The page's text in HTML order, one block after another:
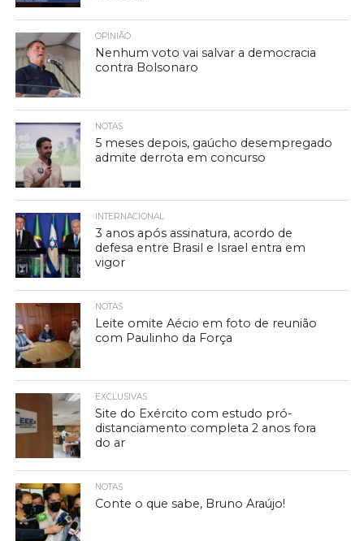
OPINIÃO
Nenhum voto vai salvar a democracia
contra Bolsonaro
NOTAS
5 meses depois, gaúcho desempregado
admite derrota em concurso
INTERNACIONAL
3 anos após assinatura, acordo de
defesa entre Brasil e Israel entra em
vigor
NOTAS
Leite omite Aécio em foto de reunião
com Paulinho da Força
EXCLUSIVAS
Site do Exército com estudo pró-
distanciamento completa 2 anos fora
do ar
NOTAS
Conte o que sabe, Bruno Araújo!